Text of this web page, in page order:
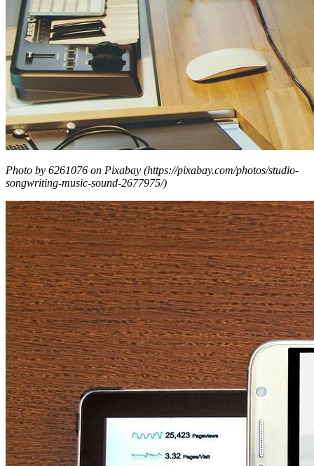
Photo by 6261076 on Pixabay (https://pixabay.com/photos/studio-
songwriting-music-sound-2677975/)